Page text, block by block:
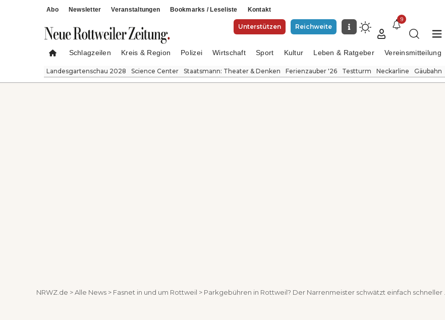
Abo Newsletter Veranstaltungen Bookmarks / Leseliste Kontakt
Unterstützen Reichweite
9
Schlagzeilen Kreis & Region Polizei Wirtschaft Sport Kultur Leben & Ratgeber Vereinsmitteilung
Landesgartenschau 2028 Science Center Staatsmann: Theater & Denken Ferienzauber '26 Testturm Neckarline Gäubahn
NRWZ.de >Alle News > Fasnet in und um Rottweil > Parkgebühren in Rottweil? Der Narrenmeister schwätzt einfach schneller …